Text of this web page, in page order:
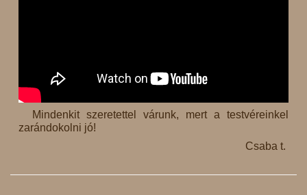
Mindenkit szeretettel várunk, mert a testvéreinkel
zarándokolni jó!
Csaba t.